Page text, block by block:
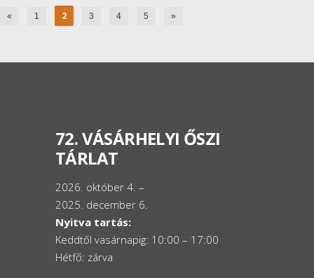
« 1 2 3 4 5 »
72. VÁSÁRHELYI ŐSZI
TÁRLAT
2026. október 4. –
2025. december 6.
Nyitva tartás:
Keddtől vasárnapig: 10:00 – 17:00
Hétfő: zárva